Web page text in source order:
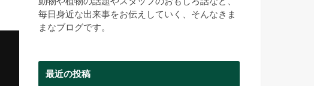
毎日身近な出来事をお伝えしていく、そんなきま
まなブログです。
最近の投稿